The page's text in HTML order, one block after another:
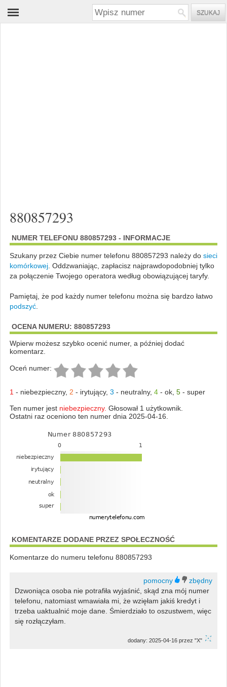
880857293
NUMER TELEFONU 880857293 - INFORMACJE
Szukany przez Ciebie numer telefonu 880857293 należy do sieci
komórkowej. Oddzwaniając, zapłacisz najprawdopodobniej tylko
za połączenie Twojego operatora według obowiązującej taryfy.
Pamiętaj, że pod każdy numer telefonu można się bardzo łatwo
podszyć.
OCENA NUMERU: 880857293
Wpierw możesz szybko ocenić numer, a później dodać
komentarz.
Oceń numer:
1 - niebezpieczny, 2 - irytujący, 3 - neutralny, 4- ok, 5- super
Ten numer jest niebezpieczny. Głosował 1 użytkownik.
Ostatni raz oceniono ten numer dnia 2025-04-16.
KOMENTARZE DODANE PRZEZ SPOŁECZNOŚĆ
Komentarze do numeru telefonu 880857293
Dzwoniąca osoba nie potrafiła wyjaśnić, skąd zna mój numer
telefonu, natomiast wmawiała mi, że wzięłam jakiś kredyt i
trzeba uaktualnić moje dane. Śmierdziało to oszustwem, więc
się rozłączyłam.
dodany: 2025-04-16 przez "X"